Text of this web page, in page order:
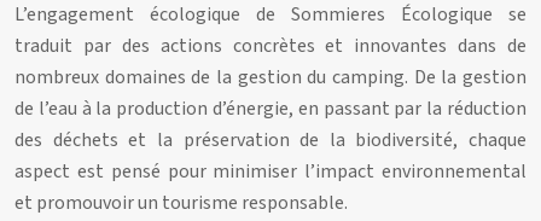
L’engagement écologique de Sommieres Écologique se
traduit par des actions concrètes et innovantes dans de
nombreux domaines de la gestion du camping. De la gestion
de l’eau à la production d’énergie, en passant par la réduction
des déchets et la préservation de la biodiversité, chaque
aspect est pensé pour minimiser l’impact environnemental
et promouvoir un tourisme responsable.